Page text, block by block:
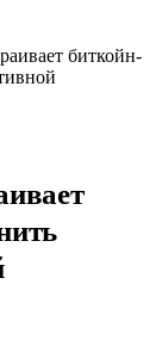
биткойн-